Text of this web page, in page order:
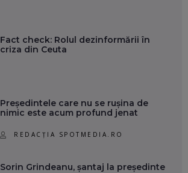
Fact check: Rolul dezinformării în
criza din Ceuta
Președintele care nu se rușina de
nimic este acum profund jenat
REDACȚIA SPOTMEDIA.RO
Sorin Grindeanu, șantaj la președinte